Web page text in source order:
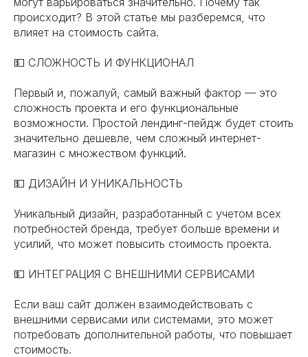
происходит? В этой статье мы разберемся, что
влияет на стоимость сайта.
💵 СЛОЖНОСТЬ И ФУНКЦИОНАЛ
Первый и, пожалуй, самый важный фактор — это
сложность проекта и его функциональные
возможности. Простой лендинг-пейдж будет стоить
значительно дешевле, чем сложный интернет-
магазин с множеством функций.
💵 ДИЗАЙН И УНИКАЛЬНОСТЬ
Уникальный дизайн, разработанный с учетом всех
потребностей бренда, требует больше времени и
усилий, что может повысить стоимость проекта.
💵 ИНТЕГРАЦИЯ С ВНЕШНИМИ СЕРВИСАМИ
Если ваш сайт должен взаимодействовать с
внешними сервисами или системами, это может
потребовать дополнительной работы, что повышает
стоимость.